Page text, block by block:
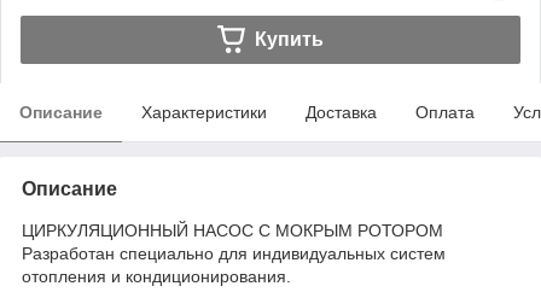
Купить
Описание Характеристики Доставка Оплата
Описание
ЦИРКУЛЯЦИОННЫЙ НАСОС С МОКРЫМ РОТОРОМ
Разработан специально для индивидуальных систем
отопления и кондиционирования.